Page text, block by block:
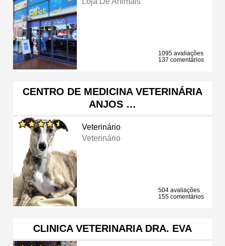
1095 avaliações
137 comentários
CENTRO DE MEDICINA VETERINÁRIA
ANJOS …
Veterinário
Veterinário
504 avaliações
155 comentários
CLINICA VETERINARIA DRA. EVA